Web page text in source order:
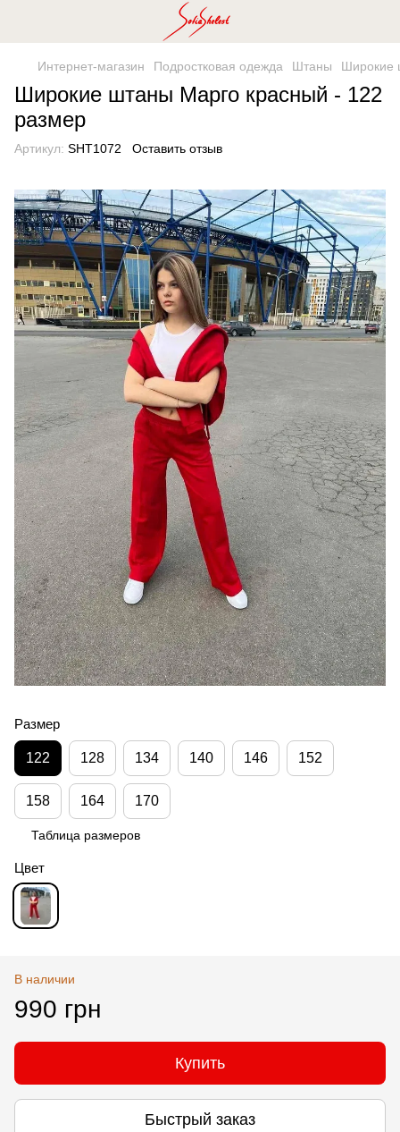
Интернет-магазин Подростковая одежда Штаны Широкие
Широкие штаны Марго красный - 122
размер
Артикул: SHT1072 Оставить отзыв
Размер
122 128 134 140 146 152
158 164 170
Таблица размеров
Цвет
В наличии
990 грн
Купить
Быстрый заказ